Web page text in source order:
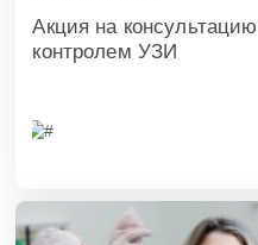
Акция на
контролем УЗИ